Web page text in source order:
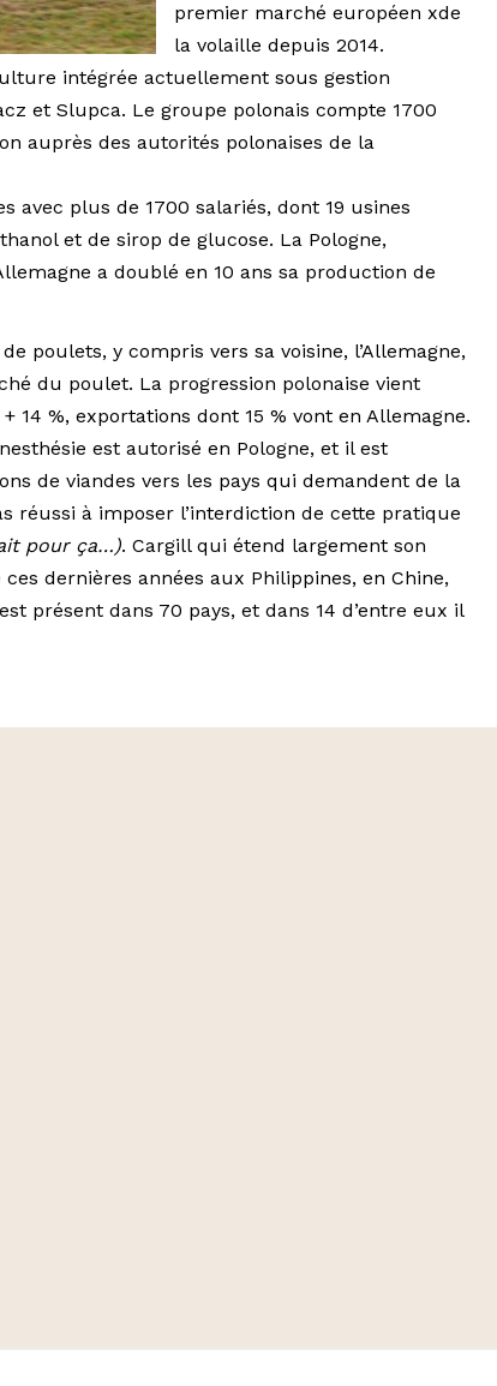
premier marché européen xde
la volaille depuis 2014.
intégrée actuellement sous gestion
et Slupca. Le groupe polonais compte 1700
auprès des autorités polonaises de la
avec plus de 1700 salariés, dont 19 usines
et de sirop de glucose. La Pologne,
a doublé en 10 ans sa production de
poulets, y compris vers sa voisine, l’Allemagne,
du poulet. La progression polonaise vient
%, exportations dont 15 % vont en Allemagne.
est autorisé en Pologne, et il est
de viandes vers les pays qui demandent de la
réussi à imposer l’interdiction de cette pratique
pour ça…). Cargill qui étend largement son
dernières années aux Philippines, en Chine,
présent dans 70 pays, et dans 14 d’entre eux il